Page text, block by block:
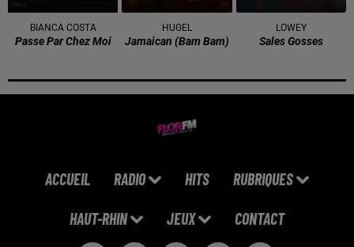
BIANCA COSTA
Passe Par Chez Moi
HUGEL
Jamaican (bam Bam)
LOWEY
Sales Gosses
ACCUEIL RADIO HITS RUBRIQUES
HAUT-RHIN JEUX CONTACT